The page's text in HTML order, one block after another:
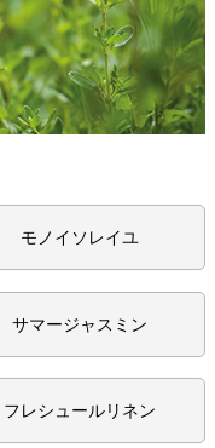
モノイソレイユ
サマージャスミン
フレシュールリネン